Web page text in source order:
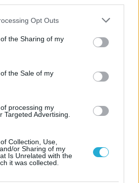
app uses one or more Google
or usage behaviour. You may click to
to Google and its third-party tags to
specified purposes in below Google
Opt Outs
the Sharing of my
the Sale of my
processing my
Targeted Advertising.
Collection, Use,
or Sharing of my
Is Unrelated with the
it was collected.
για το 2-1 στις νίκες.